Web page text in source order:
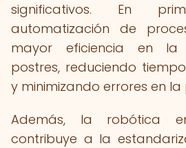
significativos. En
automatización de
mayor eficiencia en la
postres, reduciendo
y minimizando errores en
Además, la robótica
contribuye a la